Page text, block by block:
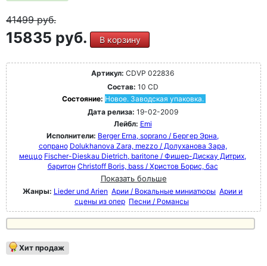
41499руб.
15835 руб. В корзину
Артикул: CDVP 022836
Состав: 10 CD
Состояние: Новое. Заводская упаковка.
Дата релиза: 19-02-2009
Лейбл: Emi
Исполнители: Berger Erna, soprano / Бергер Эрна,
сопрано Dolukhanova Zara, mezzo / Долуханова Зара,
меццо Fischer-Dieskau Dietrich, baritone / Фишер-Дискау Дитрих,
баритон Christoff Boris, bass / Христов Борис, бас
Показать больше
Жанры: Lieder und Arien Арии / Вокальные миниатюры Арии и
сцены из опер Песни / Романсы
Хит продаж